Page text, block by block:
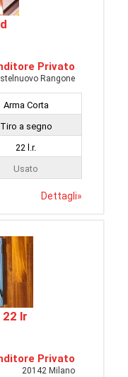
Privato
Rangone
Arma Corta
Tiro a segno
22 l.r.
Usato
Dettagli»
22 lr
Privato
20142 Milano